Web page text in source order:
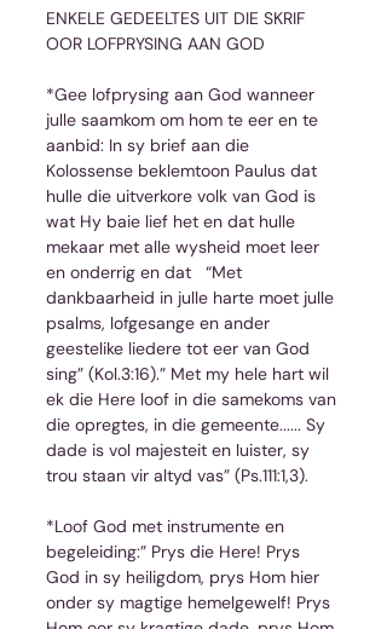
ENKELE GEDEELTES UIT DIE SKRIF
OOR LOFPRYSING AAN GOD
*Gee lofprysing aan God wanneer
julle saamkom om hom te eer en te
aanbid: In sy brief aan die
Kolossense beklemtoon Paulus dat
hulle die uitverkore volk van God is
wat Hy baie lief het en dat hulle
mekaar met alle wysheid moet leer
en onderrig en dat   “Met
dankbaarheid in julle harte moet julle
psalms, lofgesange en ander
geestelike liedere tot eer van God
sing” (Kol.3:16).” Met my hele hart wil
ek die Here loof in die samekoms van
die opregtes, in die gemeente...... Sy
dade is vol majesteit en luister, sy
trou staan vir altyd vas” (Ps.111:1,3).
*Loof God met instrumente en
begeleiding:” Prys die Here! Prys
God in sy heiligdom, prys Hom hier
onder sy magtige hemelgewelf! Prys